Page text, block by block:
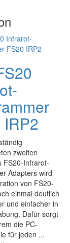
IRP2
zweiten
FS20-Infrarot-
Adapters wird
von FS20-
einmal deutlich
und einfacher in
Dafür sorgt
die PC-
für jeden ...